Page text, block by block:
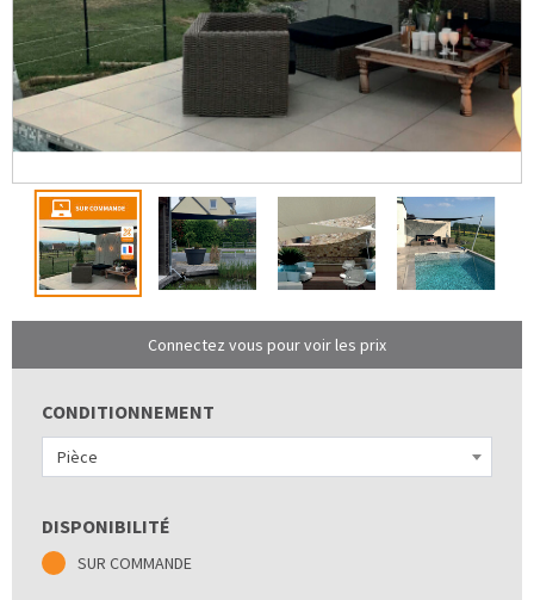
Connectez vous pour voir les prix
CONDITIONNEMENT
Pièce
DISPONIBILITÉ
SUR COMMANDE